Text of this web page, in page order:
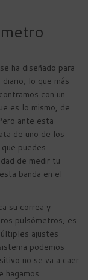
se ha diseñado para
lo que más
con un
es lo mismo, de
ante esta
de uno de los
puedes
de medir tu
banda en el
su correa y
pulsómetros, es
ajustes
podemos
no se va a caer
hagamos.